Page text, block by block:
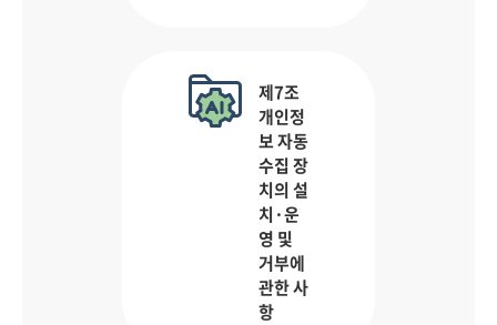
제7조
개인정
보 자동
수집 장
치의 설
치·운
영 및
거부에
관한 사
항